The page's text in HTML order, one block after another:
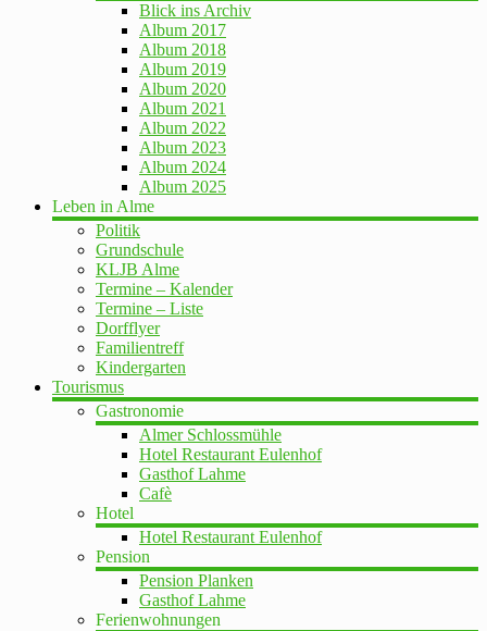
Blick ins Archiv
Album 2017
Album 2018
Album 2019
Album 2020
Album 2021
Album 2022
Album 2023
Album 2024
Album 2025
Leben in Alme
Politik
Grundschule
KLJB Alme
Termine – Kalender
Termine – Liste
Dorfflyer
Familientreff
Kindergarten
Tourismus
Gastronomie
Almer Schlossmühle
Hotel Restaurant Eulenhof
Gasthof Lahme
Cafè
Hotel
Hotel Restaurant Eulenhof
Pension
Pension Planken
Gasthof Lahme
Ferienwohnungen